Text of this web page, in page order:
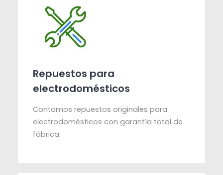
Repuestos para
electrodomésticos
Contamos repuestos originales para
electrodomésticos con garantía total de
fábrica.